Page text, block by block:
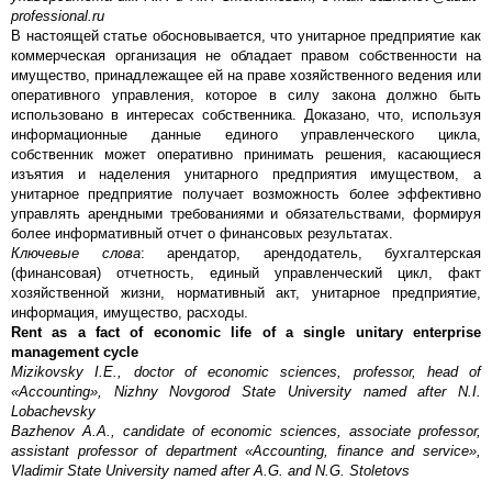
professional ru
В настоящей статье обосновывается, что унитарное предприятие как
коммерческая организация не обладает правом собственности на
имущество, принадлежащее ей на праве хозяйственного ведения или
оперативного управления, которое в силу закона должно быть
использовано в интересах собственника. Доказано, что, используя
информационные данные единого управленческого цикла,
собственник может оперативно принимать решения, касающиеся
изъятия и наделения унитарного предприятия имуществом, а
унитарное предприятие получает возможность более эффективно
управлять арендными требованиями и обязательствами, формируя
более информативный отчет о финансовых результатах.
Ключевые слова: арендатор, арендодатель, бухгалтерская
(финансовая) отчетность, единый управленческий цикл, факт
хозяйственной жизни, нормативный акт, унитарное предприятие,
информация, имущество, расходы.
Rent as a fact of economic life of a single unitary enterprise
management cycle
Mizikovsky I.E., doctor of economic sciences, professor, head of
«Accounting», Nizhny Novgorod State University named after N.I.
Lobachevsky
Bazhenov A.A., candidate of economic sciences, associate professor,
assistant professor of department «Accounting, finance and service»,
Vladimir State University named after A.G. and N.G. Stoletovs